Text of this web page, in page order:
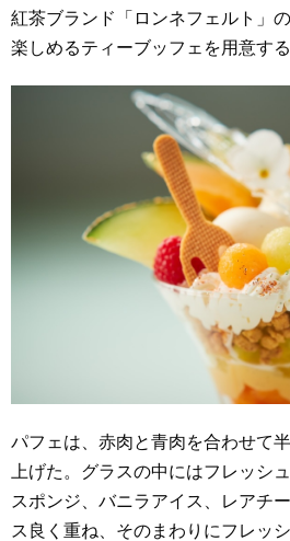
紅茶ブランド「ロンネフェルト」
楽しめるティーブッフェを用意する
パフェは、赤肉と青肉を合わせて
上げた。グラスの中にはフレッシ
スポンジ、バニラアイス、レアチ
ス良く重ね、そのまわりにフレッ